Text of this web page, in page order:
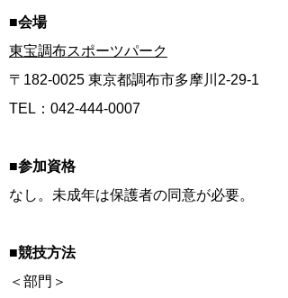
■会場
東宝調布スポーツパーク
〒182-0025 東京都調布市多摩川2-29-1
TEL：042-444-0007
■参加資格
なし。未成年は保護者の同意が必要。
■競技方法
＜部門＞